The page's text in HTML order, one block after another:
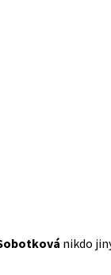
nikdo